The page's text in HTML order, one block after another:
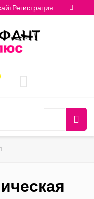
Регистрация